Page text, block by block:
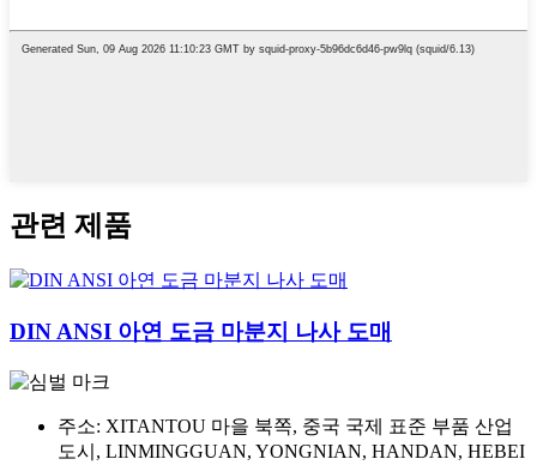
관련 제품
DIN ANSI 아연 도금 마분지 나사 도매
주소: XITANTOU 마을 북쪽, 중국 국제 표준 부품 산업
도시, LINMINGGUAN, YONGNIAN, HANDAN, HEBEI